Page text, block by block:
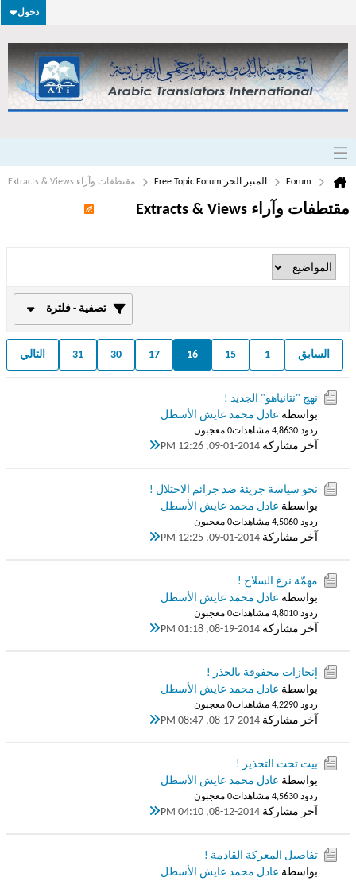
دخول
Forum المنبر الحر Free Topic Forum مقتطفات وآراء Extracts & Views
مقتطفات وآراء Extracts & Views
تصفية - فلترة
السابق 1
15
16
17
30
31 التالي
نهج "نتانياهو" الجديد !
بواسطة عادل محمد عايش الأسطل
ردود 0 4,863 مشاهدات 0 معجبون
آخر مشاركة 09-01-2014, 12:26 PM
نحو سياسة جريئة ضد جرائم الاحتلال !
بواسطة عادل محمد عايش الأسطل
ردود 0 4,506 مشاهدات 0 معجبون
آخر مشاركة 09-01-2014, 12:25 PM
مهمّة نزع السلاح !
بواسطة عادل محمد عايش الأسطل
ردود 0 4,801 مشاهدات 0 معجبون
آخر مشاركة 08-19-2014, 01:18 PM
إنجازات محفوفة بالحذر !
بواسطة عادل محمد عايش الأسطل
ردود 0 4,229 مشاهدات 0 معجبون
آخر مشاركة 08-17-2014, 08:47 PM
بيت تحت التحذير !
بواسطة عادل محمد عايش الأسطل
ردود 0 4,563 مشاهدات 0 معجبون
آخر مشاركة 08-12-2014, 04:10 PM
تفاصيل المعركة القادمة !
بواسطة عادل محمد عايش الأسطل